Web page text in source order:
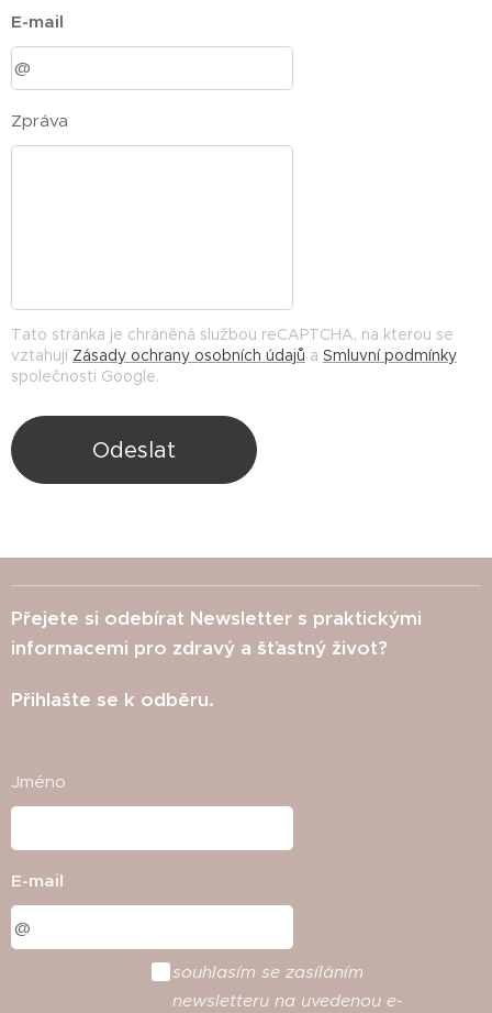
E-mail
Zpráva
Tato stránka je chráněná službou reCAPTCHA, na kterou se
vztahují Zásady ochrany osobních údajů a Smluvní podmínky
společnosti Google.
Odeslat
Přejete si odebírat Newsletter s praktickými
informacemi pro zdravý a šťastný život?
Přihlašte se k odběru.
Jméno
E-mail
souhlasím se zasíláním
newsletteru na uvedenou e-